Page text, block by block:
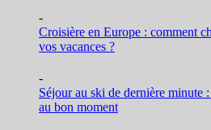
-
Croisière en Europe : comment
vos vacances ?
-
Séjour au ski de dernière minute
au bon moment